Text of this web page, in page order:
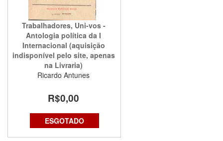
Trabalhadores, Uni-vos -
Antologia política da I
Internacional (aquisição
indisponível pelo site, apenas
na Livraria)
Ricardo Antunes
R$0,00
ESGOTADO